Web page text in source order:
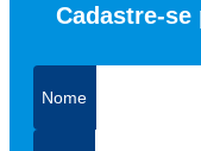
Cadastre-se